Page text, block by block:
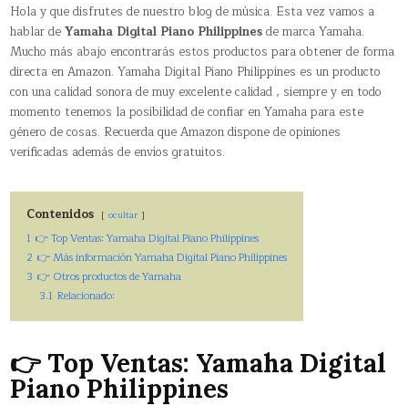
Hola y que disfrutes de nuestro blog de música. Esta vez vamos a
hablar deYamaha Digital Piano Philippinesde marca Yamaha.
Mucho más abajo encontrarás estos productos para obtener de forma
directa en Amazon. Yamaha Digital Piano Philippines es un producto
con una calidad sonora de muy excelente calidad , siempre y en todo
momento tenemos la posibilidad de confiar en Yamaha para este
género de cosas. Recuerda que Amazon dispone de opiniones
verificadas además de envíos gratuitos.
Contenidos ocultar
1 👉 Top Ventas: Yamaha Digital Piano Philippines
2 👉 Más información Yamaha Digital Piano Philippines
3 👉 Otros productos de Yamaha
3.1 Relacionado:
👉 Top Ventas: Yamaha Digital
Piano Philippines